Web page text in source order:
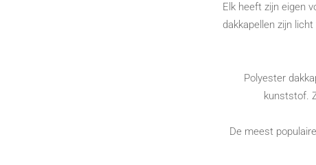
Elk heeft zijn eigen
dakkapellen zijn
Polyester
kunststof.
De meest